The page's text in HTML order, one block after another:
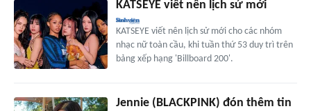
KATSEYE viết nên lịch sử mới
KATSEYE viết nên lịch sử mới cho các nhóm
nhạc nữ toàn cầu, khi tuần thứ 53 duy trì trên
bảng xếp hạng 'Billboard 200'.
Jennie (BLACKPINK) đón thêm tin